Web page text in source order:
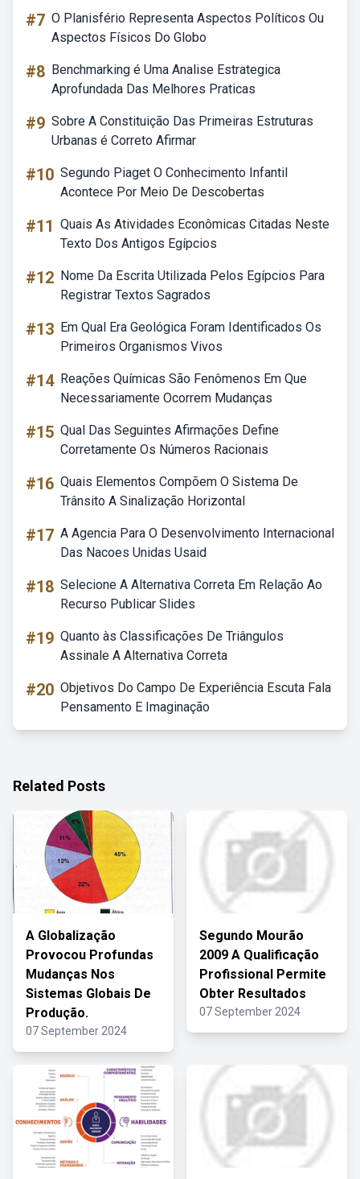
#7 O Planisfério Representa Aspectos Políticos Ou
Aspectos Físicos Do Globo
#8 Benchmarking é Uma Analise Estrategica
Aprofundada Das Melhores Praticas
#9 Sobre A Constituição Das Primeiras Estruturas
Urbanas é Correto Afirmar
#10 Segundo Piaget O Conhecimento Infantil
Acontece Por Meio De Descobertas
#11 Quais As Atividades Econômicas Citadas Neste
Texto Dos Antigos Egípcios
#12 Nome Da Escrita Utilizada Pelos Egípcios Para
Registrar Textos Sagrados
#13 Em Qual Era Geológica Foram Identificados Os
Primeiros Organismos Vivos
#14 Reações Químicas São Fenômenos Em Que
Necessariamente Ocorrem Mudanças
#15 Qual Das Seguintes Afirmações Define
Corretamente Os Números Racionais
#16 Quais Elementos Compõem O Sistema De
Trânsito A Sinalização Horizontal
#17 A Agencia Para O Desenvolvimento Internacional
Das Nacoes Unidas Usaid
#18 Selecione A Alternativa Correta Em Relação Ao
Recurso Publicar Slides
#19 Quanto às Classificações De Triângulos
Assinale A Alternativa Correta
#20 Objetivos Do Campo De Experiência Escuta Fala
Pensamento E Imaginação
Related Posts
A Globalização
Provocou Profundas
Mudanças Nos
Sistemas Globais De
Produção.
07 September 2024
Segundo Mourão
2009 A Qualificação
Profissional Permite
Obter Resultados
07 September 2024